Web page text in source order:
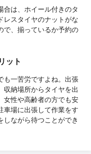
合は、ホイール付きのタ
レスタイヤのナットがな
で、揃っているか予約の
ット
も一苦労ですよね。出張
収納場所からタイヤを出
女性や高齢者の方でも安
車場に出張して作業をす
ながら待つことができ